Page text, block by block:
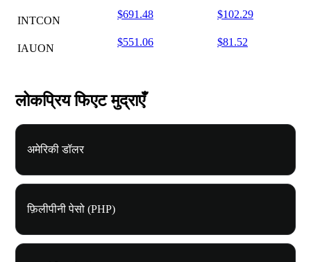
INTCON
$691.48 $102.29
IAUON
$551.06 $81.52
लोकप्रिय फिएट मुद्राएँ
अमेरिकी डॉलर
फ़िलीपीनी पेसो (PHP)